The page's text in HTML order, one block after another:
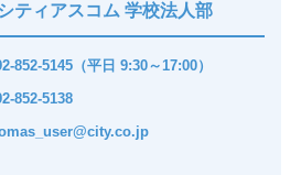
シティアスコム 学校法人部
852-5145（平日 9:30～17:00）
852-5138